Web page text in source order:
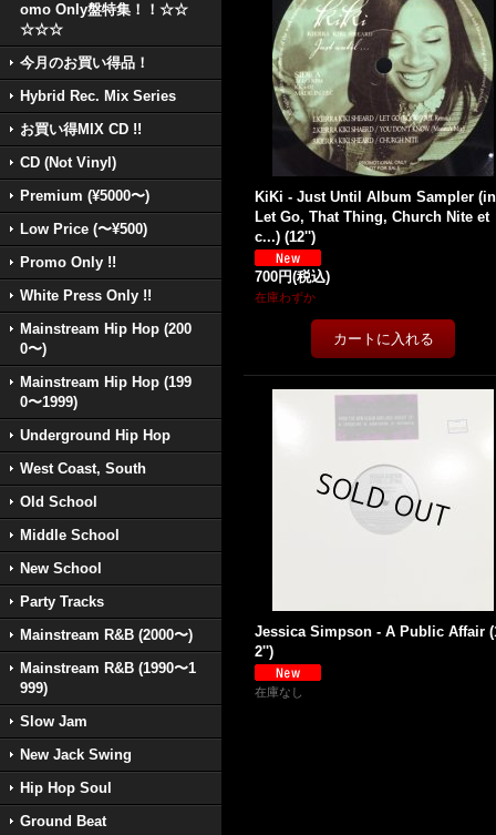
omo Only盤特集！！☆☆
☆☆☆
今月のお買い得品！
Hybrid Rec. Mix Series
お買い得MIX CD !!
CD (Not Vinyl)
Premium (¥5000〜)
Low Price (〜¥500)
Promo Only !!
White Press Only !!
Mainstream Hip Hop (200
0〜)
Mainstream Hip Hop (199
0〜1999)
Underground Hip Hop
West Coast, South
Old School
Middle School
New School
Party Tracks
Mainstream R&B (2000〜)
Mainstream R&B (1990〜1
999)
Slow Jam
New Jack Swing
Hip Hop Soul
Ground Beat
KiKi - Just Until Album Sampler
Let Go, That Thing, Church Nite et
c...) (12'')
700円(税込)
在庫わずか
Jessica Simpson - A Public Affair
2'')
在庫なし